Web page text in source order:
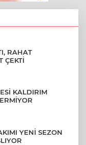
RAHAT
ÇEKTİ
KALDIRIM
YENİ SEZON